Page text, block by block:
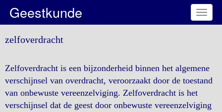
Toggle
Geestkunde
zelfoverdracht
Zelfoverdracht is een bijzonderheid binnen het algemene
verschijnsel van overdracht, veroorzaakt door de toestand
van onbewuste vereenzelviging. Zelfoverdracht is het
verschijnsel dat de geest door onbewuste vereenzelviging